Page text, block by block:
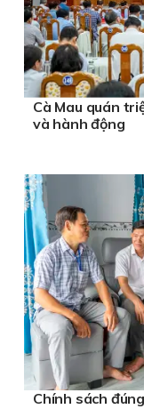
Cà Mau quán
và hành động
Chính sách